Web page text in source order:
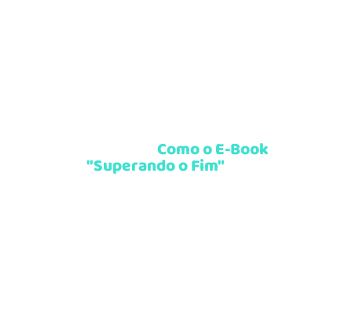
Como o E-Book
"Superando o Fim"
Transformar sua Vida com